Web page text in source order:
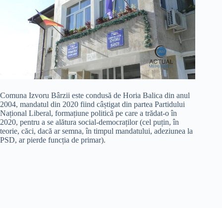
Comuna Izvoru Bârzii este condusă de Horia Balica din anul
2004, mandatul din 2020 fiind câștigat din partea Partidului
Național Liberal, formațiune politică pe care a trădat-o în
2020, pentru a se alătura social-democraților (cel puțin, în
teorie, căci, dacă ar semna, în timpul mandatului, adeziunea la
PSD, ar pierde funcția de primar).